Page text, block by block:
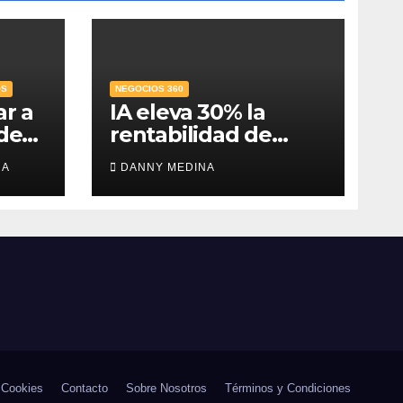
a
NEGOCIOS 360
IA eleva 30% la
rentabilidad de
agencias de
publicidad y pone
en jaque el cobro
DANNY MEDINA
Contacto Sobre Nosotros Términos y Condiciones